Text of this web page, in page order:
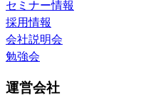
セミナー情報
採用情報
会社説明会
勉強会
運営会社